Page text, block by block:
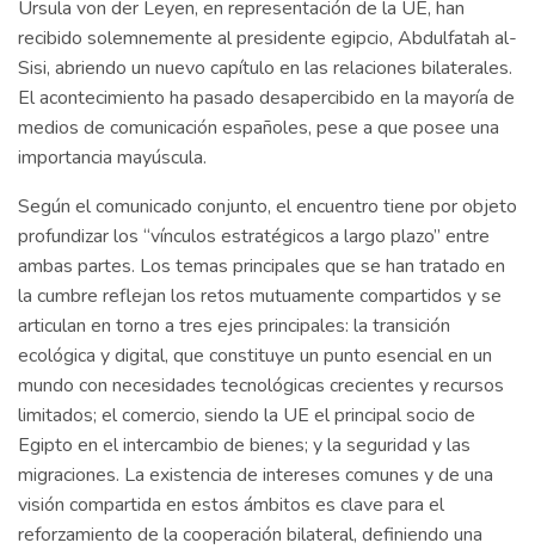
Ursula von der Leyen, en representación de la UE, han
recibido solemnemente al presidente egipcio, Abdulfatah al-
Sisi, abriendo un nuevo capítulo en las relaciones bilaterales.
El acontecimiento ha pasado desapercibido en la mayoría de
medios de comunicación españoles, pese a que posee una
importancia mayúscula.
Según el comunicado conjunto, el encuentro tiene por objeto
profundizar los “vínculos estratégicos a largo plazo” entre
ambas partes. Los temas principales que se han tratado en
la cumbre reflejan los retos mutuamente compartidos y se
articulan en torno a tres ejes principales: la transición
ecológica y digital, que constituye un punto esencial en un
mundo con necesidades tecnológicas crecientes y recursos
limitados; el comercio, siendo la UE el principal socio de
Egipto en el intercambio de bienes; y la seguridad y las
migraciones. La existencia de intereses comunes y de una
visión compartida en estos ámbitos es clave para el
reforzamiento de la cooperación bilateral, definiendo una